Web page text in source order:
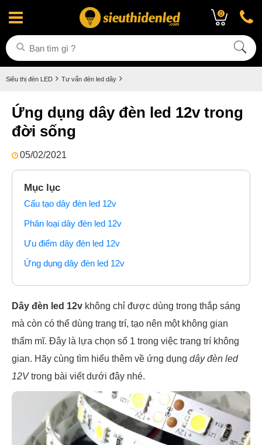
0
Siêu thị đèn LED Tư vấn đèn led dây
Ứng dụng dây đèn led 12v trong
đời sống
05/02/2021
Mục lục
Cấu tạo dây đèn led 12v
Phân loại dây đèn led 12v
Ưu điểm dây đèn led 12v
Ứng dụng dây đèn led 12v
Dây đèn led 12v không chỉ được dùng trong thắp sáng
mà còn có thể dùng trang trí, tạo nên một không gian
thẩm mĩ. Đây là lựa chọn số 1 trong việc trang trí không
gian. Hãy cùng tìm hiểu thêm về ứng dụng dây đèn led
12Vtrong bài viết dưới đây nhé.